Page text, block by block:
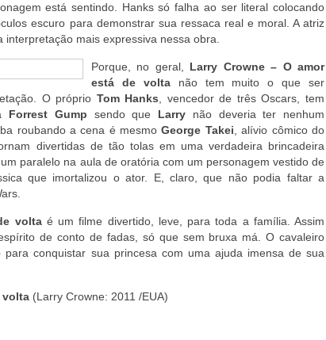
está sentindo. Hanks só falha ao ser literal colocando
escuro para demonstrar sua ressaca real e moral. A atriz
mais expressiva nessa obra.
Porque, no geral, Larry Crowne – O amor
está de voltanão tem muito o que ser
O próprio Tom Hanks , vencedor de três Oscars, tem
Forrest Gump sendo que Larry não deveria ter nenhum
roubando a cena é mesmoGeorge Takei , alívio cômico do
divertidas de tão tolas em uma verdadeira brincadeira
paralelo na aula de oratória com um personagem vestido de
que imortalizou o ator. E, claro, que não podia faltar a
voltaé um filme divertido, leve, para toda a família. Assim
de conto de fadas, só que sem bruxa má. O cavaleiro
conquistar sua princesa com uma ajuda imensa de sua
volta (Larry Crowne: 2011 /EUA)